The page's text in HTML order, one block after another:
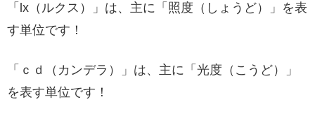
「lx（ルクス）」は、主に「照度（しょうど）」を表
す単位です！
「ｃｄ（カンデラ）」は、主に「光度（こうど）」
を表す単位です！